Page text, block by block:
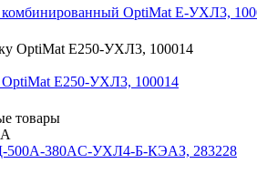
комбинированный OptiMat E-УХЛ3,
E250-УХЛ3, 100014
товары
500А-380AC-УХЛ4-Б-КЭАЗ, 283228